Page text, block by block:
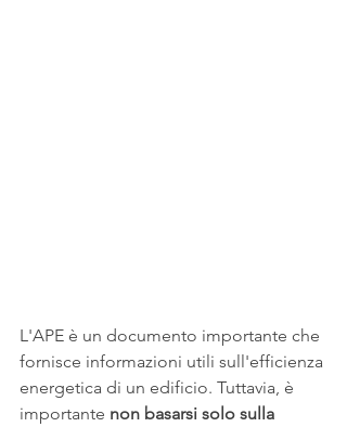
L'APE è un documento importante che
fornisce informazioni utili sull'efficienza
energetica di un edificio. Tuttavia, è
importante non basarsi solo sulla